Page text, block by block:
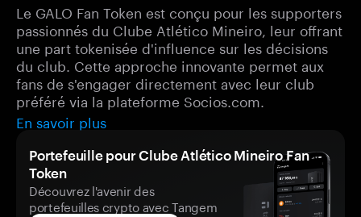
Le GALO Fan Token est conçu pour les supporters
passionnés du Clube Atlético Mineiro, leur offrant
une part tokenisée d'influence sur les décisions
du club. Cette approche innovante permet aux
fans de s'engager directement avec leur club
préféré via la plateforme Socios.com.
En savoir plus
Portefeuille pour Clube Atlético Mineiro Fan
Token
Découvrez l'avenir des
portefeuilles crypto avec Tangem